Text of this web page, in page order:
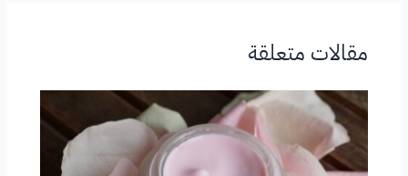
مقالات متعلقة